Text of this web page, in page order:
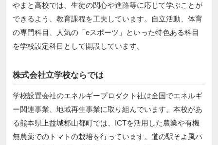
やまと高校では、生徒の関心や進路等に応じて学ぶことが
できるよう、教育課程を工夫しています。自立活動、体育
の専門科目、人気の「eスポーツ」といった特色ある科目
を学校設定科目として開設しています。
株式会社立学校ならでは
学校設置会社のエネルギープロダクト社は全国でエネルギ
ー関連事業、地域再生事業に取り組んでいます。本校があ
る熊本県上益城郡山都町では、ICTを活用した農業や有機
無農薬でのトマトの栽培を行っています。道の駅そよ風パ